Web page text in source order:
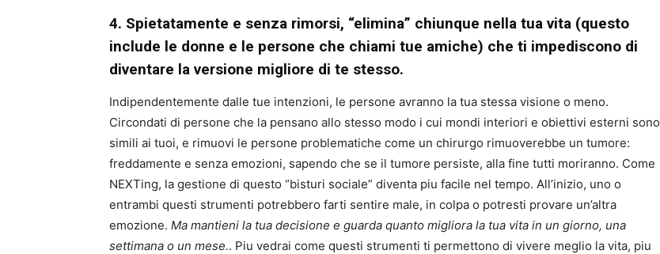
4. Spietatamente e senza rimorsi, “elimina” chiunque nella tua vita (questo
include le donne e le persone che chiami tue amiche) che ti impediscono di
diventare la versione migliore di te stesso.
Indipendentemente dalle tue intenzioni, le persone avranno la tua stessa visione o meno.
Circondati di persone che la pensano allo stesso modo i cui mondi interiori e obiettivi esterni sono
simili ai tuoi, e rimuovi le persone problematiche come un chirurgo rimuoverebbe un tumore:
freddamente e senza emozioni, sapendo che se il tumore persiste, alla fine tutti moriranno. Come
NEXTing, la gestione di questo “bisturi sociale” diventa piu facile nel tempo. All’inizio, uno o
entrambi questi strumenti potrebbero farti sentire male, in colpa o potresti provare un’altra
emozione. Ma mantieni la tua decisione e guarda quanto migliora la tua vita in un giorno, una
settimana o un mese.. Piu vedrai come questi strumenti ti permettono di vivere meglio la vita, piu